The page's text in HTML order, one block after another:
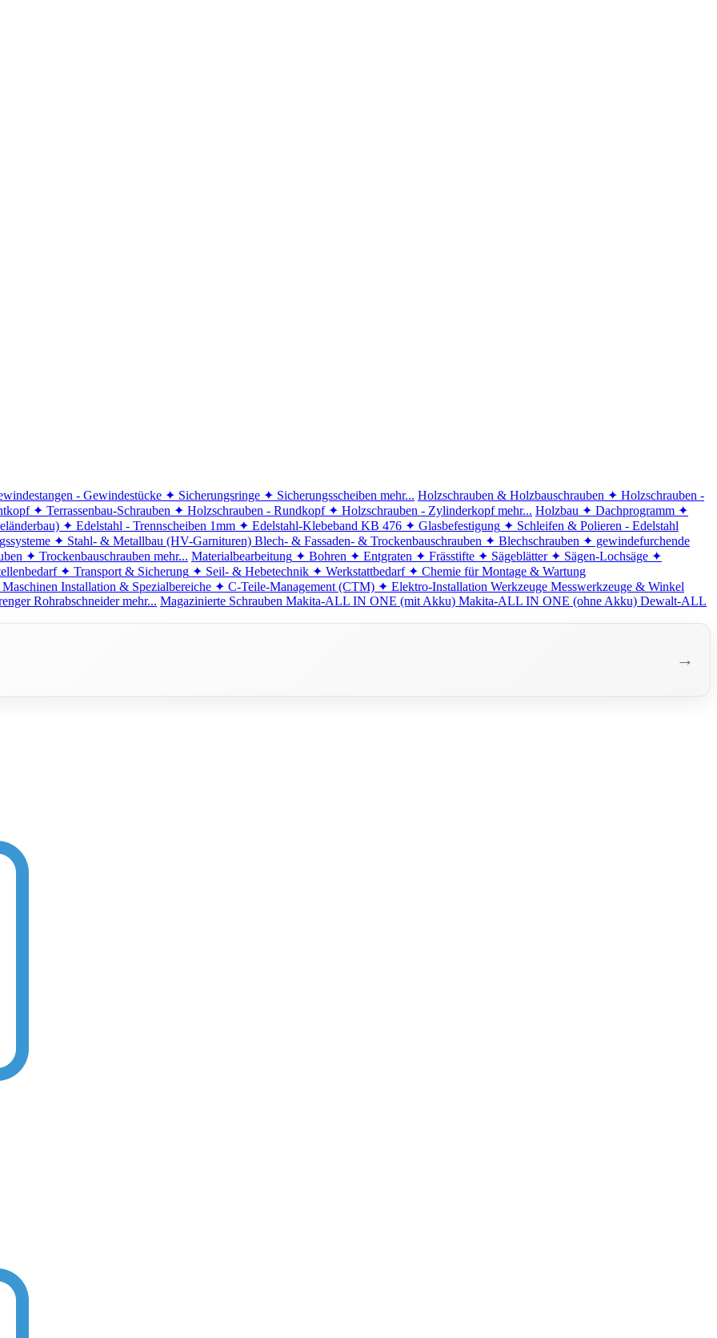
- Gewindestücke ✦ Sicherungsringe ✦ Sicherungsscheiben mehr... Holzschrauben & Holzbauschrauben ✦ Holzschrauben -
✦ Terrassenbau-Schrauben ✦ Holzschrauben - Rundkopf ✦ Holzschrauben - Zylinderkopf mehr... Holzbau ✦ Dachprogramm ✦
✦ Edelstahl - Trennscheiben 1mm ✦ Edelstahl-Klebeband KB 476 ✦ Glasbefestigung ✦ Schleifen & Polieren - Edelstahl
✦ Stahl- & Metallbau (HV-Garnituren) Blech- & Fassaden- & Trockenbauschrauben ✦ Blechschrauben ✦ gewindefurchende
✦ Trockenbauschrauben mehr... Materialbearbeitung ✦ Bohren ✦ Entgraten ✦ Frässtifte ✦ Sägeblätter ✦ Sägen-Lochsäge ✦
✦ Transport & Sicherung ✦ Seil- & Hebetechnik ✦ Werkstattbedarf ✦ Chemie für Montage & Wartung
Installation & Spezialbereiche ✦ C-Teile-Management (CTM) ✦ Elektro-Installation Werkzeuge Messwerkzeuge & Winkel
Rohrabschneider mehr... Magazinierte Schrauben Makita-ALL IN ONE (mit Akku) Makita-ALL IN ONE (ohne Akku) Dewalt-ALL
→